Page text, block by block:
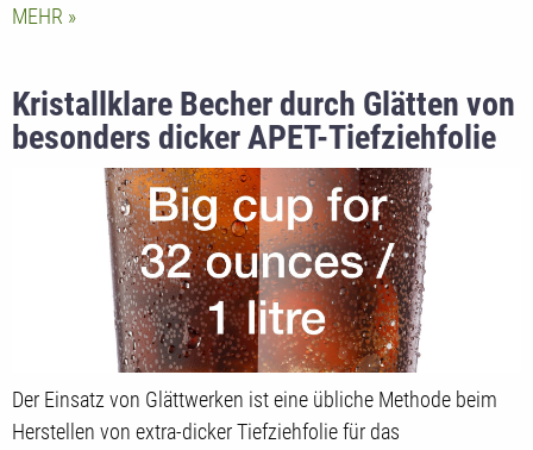
MEHR
Kristallklare Becher durch Glätten von
besonders dicker APET-Tiefziehfolie
Der Einsatz von Glättwerken ist eine übliche Methode beim
Herstellen von extra-dicker Tiefziehfolie für das